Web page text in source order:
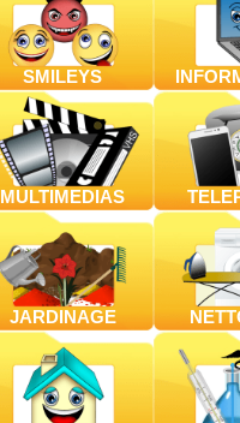
SMILEYS
MULTIMEDIAS
JARDINAGE